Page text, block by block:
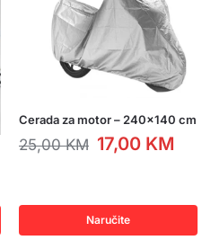
Cerada za motor – 240×140 cm
25,00KM 17,00 KM
Naručite